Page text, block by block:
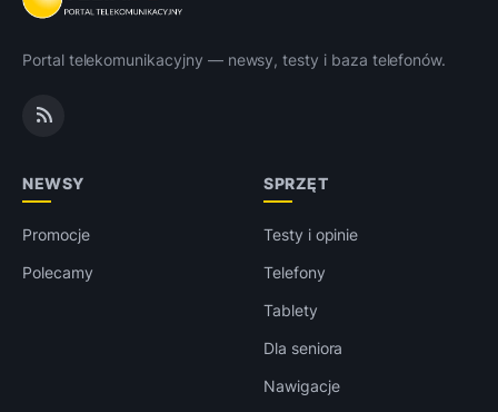
Portal telekomunikacyjny — newsy, testy i baza telefonów.
NEWSY
Promocje
Polecamy
SPRZĘT
Testy i opinie
Telefony
Tablety
Dla seniora
Nawigacje